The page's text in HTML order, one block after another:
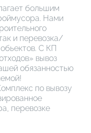
большим
Нами
и перевозка/
С КП
вывоз
обязанностью
по вывозу
перевозке